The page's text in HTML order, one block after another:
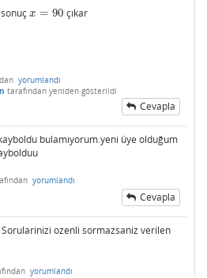
x = 90
x= 90 çıkar
yorumlandı
tarafından yeniden gösterildi
Cevapla
bulamıyorum.yeni üye olduğum
yorumlandı
Cevapla
ozenli sormazsaniz verilen
yorumlandı